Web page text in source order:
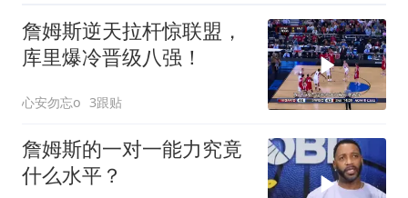
詹姆斯逆天拉杆惊联盟，
库里爆冷晋级八强！
心安勿忘o 3跟贴
詹姆斯的一对一能力究竟
什么水平？